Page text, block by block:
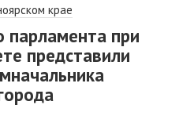
крае
при
представили